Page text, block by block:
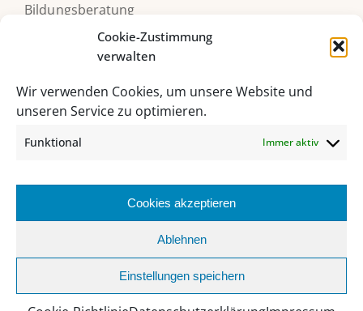
Cookie-Zustimmung
verwalten
Wir verwenden Cookies, um unsere Website und
unseren Service zu optimieren.
Funktional Immer aktiv
Cookies akzeptieren
Ablehnen
Einstellungen speichern
Bildungsberatung
Druckerguthaben
HAK/HAS Bad Ischl, Grazer Straße 27, 4820 Bad Ischl
06132 235 62 |sekretariat@hakhasbadischl.at
Facebook
Instagram
YouTube
Office MS Webuntis